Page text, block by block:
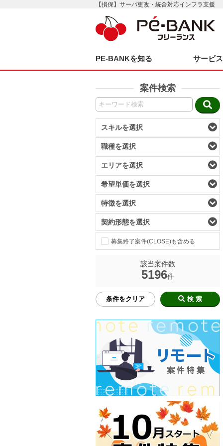
【損保】サーバ更改・統合対応インフラ支援
PE-BANKを知る サービ
案件検索
スキルを選択
職種を選択
エリアを選択
希望単価を選択
特徴を選択
契約形態を選択
募集終了案件(CLOSE)も含める
該当案件数
5196件
条件をクリア 検 索